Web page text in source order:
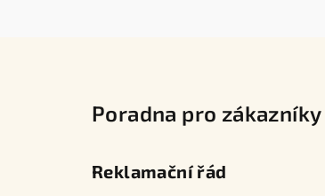
Poradna pro zákazníky
Reklamační řád